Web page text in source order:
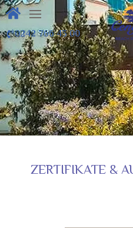
0242 766 43 00
ZERTIFIKATE &